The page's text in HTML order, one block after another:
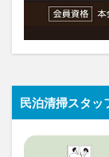
民泊清掃スタッ